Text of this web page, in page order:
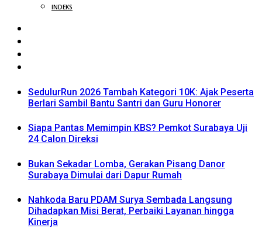
INDEKS
SedulurRun 2026 Tambah Kategori 10K: Ajak Peserta
Berlari Sambil Bantu Santri dan Guru Honorer
Siapa Pantas Memimpin KBS? Pemkot Surabaya Uji
24 Calon Direksi
Bukan Sekadar Lomba, Gerakan Pisang Danor
Surabaya Dimulai dari Dapur Rumah
Nahkoda Baru PDAM Surya Sembada Langsung
Dihadapkan Misi Berat, Perbaiki Layanan hingga
Kinerja